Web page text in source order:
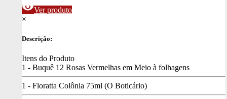
visibilityVer produto
×
Descrição:
Itens do Produto
1 - Buquê 12 Rosas Vermelhas em Meio à folhagens
1 - Floratta Colônia 75ml (O Boticário)